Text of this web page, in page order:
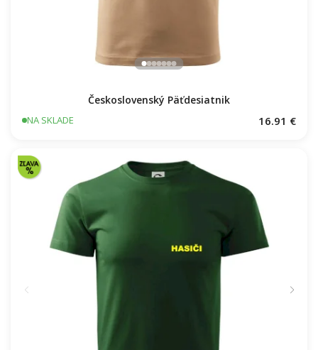
Československý Päťdesiatnik
NA SKLADE 16.91 €